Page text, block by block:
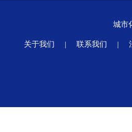
城市
关于我们 | 联系我们 |